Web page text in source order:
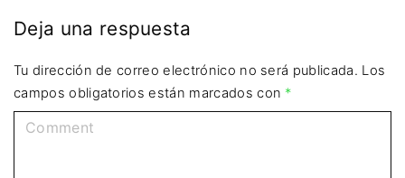
Deja una respuesta
Tu dirección de correo electrónico no será publicada. Los
campos obligatorios están marcados con *